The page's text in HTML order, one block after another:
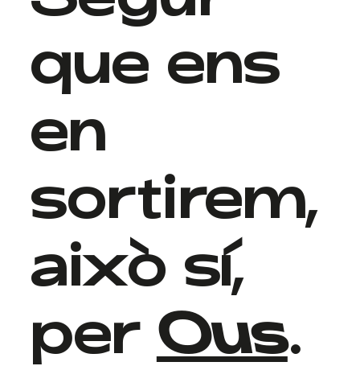
que ens
en
sortirem,
això sí,
per Ous.